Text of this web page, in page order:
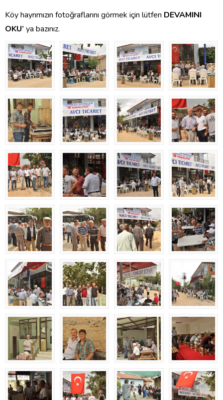
Köy hayrımızın fotoğraflarını görmek için lütfen DEVAMINI
OKU’ ya bazınız.